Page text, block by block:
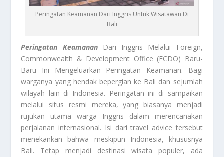
Peringatan Keamanan Dari Inggris Untuk Wisatawan Di
Bali
Peringatan Keamanan
Dari Inggris Melalui Foreign,
Commonwealth & Development Office (FCDO) Baru-
Baru Ini Mengeluarkan Peringatan Keamanan.
Bagi
warganya yang hendak bepergian ke Bali dan sejumlah
wilayah lain di Indonesia. Peringatan ini di sampaikan
melalui situs resmi mereka, yang biasanya menjadi
rujukan utama warga Inggris dalam merencanakan
perjalanan internasional. Isi dari travel advice tersebut
menekankan bahwa meskipun Indonesia, khususnya
Bali. Tetap menjadi destinasi wisata populer, ada